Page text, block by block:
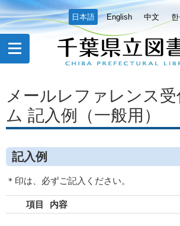
日本語 English 中文
メールレファレンス
ム 記入例（一般用）
記入例
＊印は、必ずご記入ください。
項目 内容